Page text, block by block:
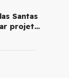
Santas
projetos